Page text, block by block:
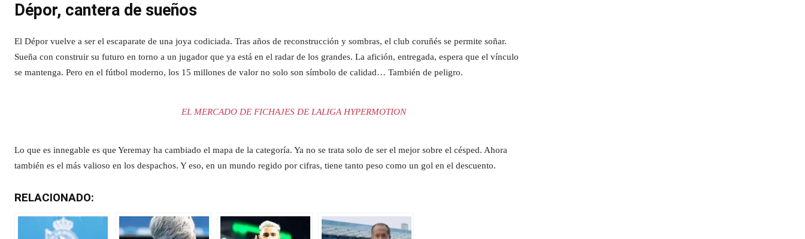
Dépor, cantera de sueños
El Dépor vuelve a ser el escaparate de una joya codiciada. Tras años de reconstrucción y sombras, el club coruñés se permite soñar.
Sueña con construir su futuro en torno a un jugador que ya está en el radar de los grandes. La afición, entregada, espera que el vínculo
se mantenga. Pero en el fútbol moderno, los 15 millones de valor no solo son símbolo de calidad… También de peligro.
EL MERCADO DE FICHAJES DE LALIGA HYPERMOTION
Lo que es innegable es que Yeremay ha cambiado el mapa de la categoría. Ya no se trata solo de ser el mejor sobre el césped. Ahora
también es el más valioso en los despachos. Y eso, en un mundo regido por cifras, tiene tanto peso como un gol en el descuento.
RELACIONADO: